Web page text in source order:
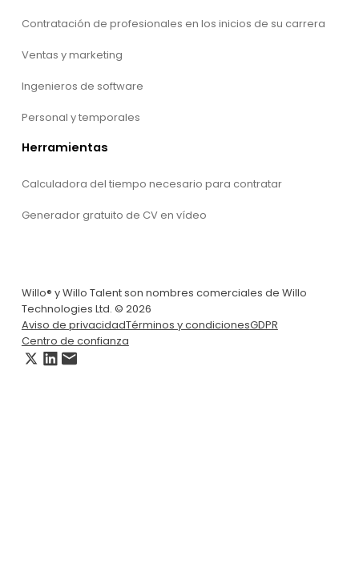
Contratación de profesionales en los inicios de su carrera
Ventas y marketing
Ingenieros de software
Personal y temporales
Herramientas
Calculadora del tiempo necesario para contratar
Generador gratuito de CV en vídeo
Willo® y Willo Talent son nombres comerciales de Willo
Technologies Ltd. © 2026
Aviso de privacidadTérminos y condicionesGDPR
Centro de confianza